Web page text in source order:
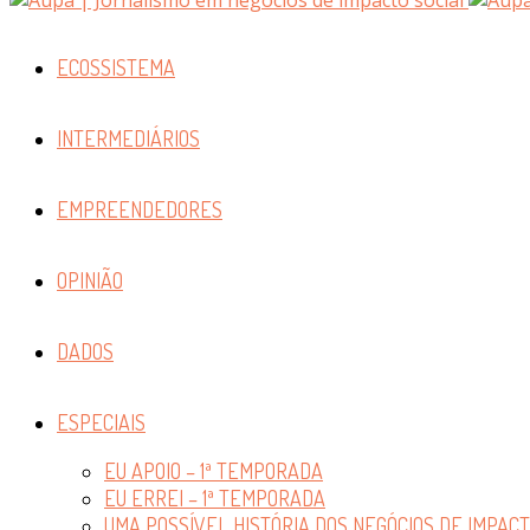
ECOSSISTEMA
INTERMEDIÁRIOS
EMPREENDEDORES
OPINIÃO
DADOS
ESPECIAIS
EU APOIO – 1ª TEMPORADA
EU ERREI – 1ª TEMPORADA